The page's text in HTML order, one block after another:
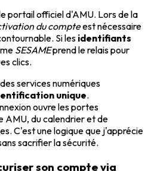
portail officiel d'AMU. Lors de la
du compteest nécessaire
Si les identifiants
SESAMEprend le relais pour
clics.
services numériques
unique.
ouvre les portes
AMU, du calendrier et de
C'est une logique que j'apprécie
sacrifier la sécurité.
son compte via